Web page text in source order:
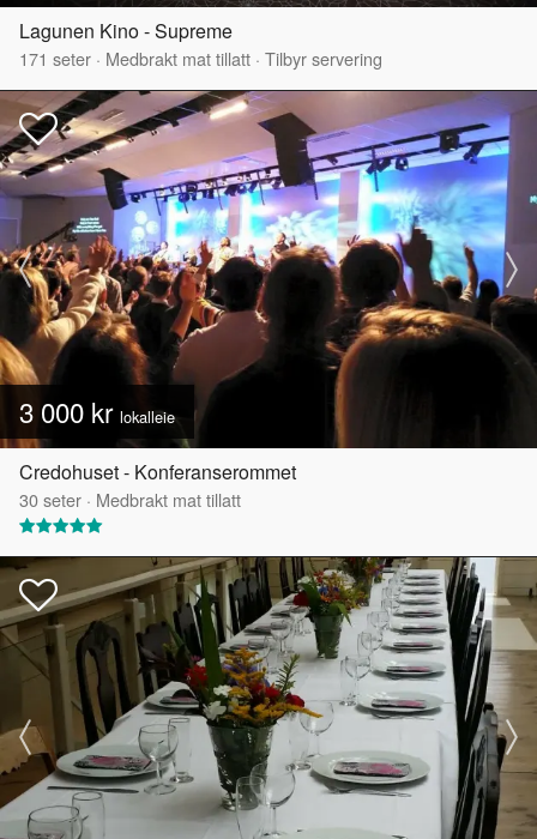
Lagunen Kino - Supreme
171 seter · Medbrakt mat tillatt · Tilbyr servering
3 000 kr lokalleie
Credohuset - Konferanserommet
30seter · Medbrakt mat tillatt